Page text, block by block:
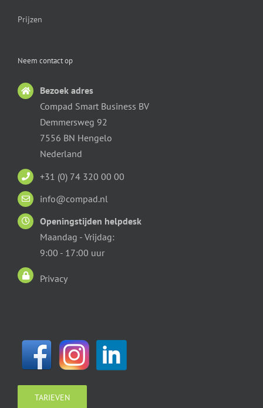
Prijzen
Neem contact op
Bezoek adres
Compad Smart Business BV
Demmersweg 92
7556 BN Hengelo
Nederland
+31 (0) 74 320 00 00
info@compad.nl
Openingstijden helpdesk
Maandag - Vrijdag:
9:00 - 17:00 uur
Privacy
TARIEVEN